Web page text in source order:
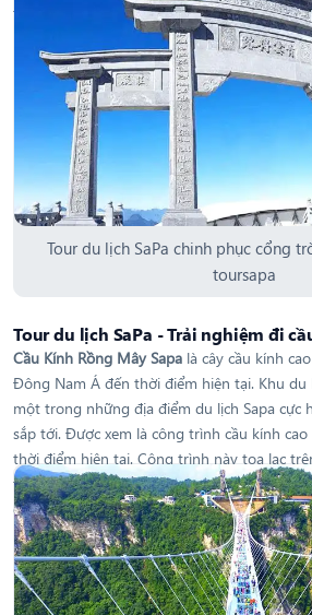
trời đẹp đẽ mà có lẽ không họa sĩ nào có thể
Tour du lịch SaPa chinh phục cổng
toursapa
Tour du lịch SaPa - Trải nghiệm đi
Cầu Kính Rồng Mây Sapa là cây cầu kính
Đông Nam Á đến thời điểm hiện tại. Khu du
một trong những địa điểm du lịch Sapa cực
sắp tới. Được xem là công trình cầu kính
thời điểm hiện tại. Công trình này tọa lạc
thuộc địa phận huyện Tam Đường của tỉnh
được mệnh danh là Cổng trời trên đỉnh Ô